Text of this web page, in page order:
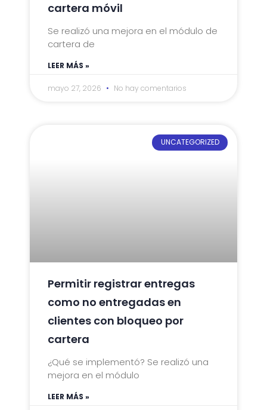
cartera móvil
Se realizó una mejora en el módulo de
cartera de
LEER MÁS »
mayo 27, 2026 No hay comentarios
UNCATEGORIZED
Permitir registrar entregas
como no entregadas en
clientes con bloqueo por
cartera
¿Qué se implementó? Se realizó una
mejora en el módulo
LEER MÁS »